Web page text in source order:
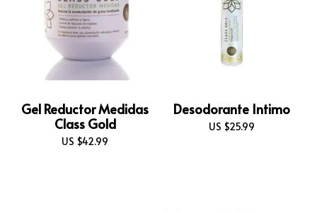
Gel Reductor Medidas
Class Gold
US $42.99
Desodorante Intimo
US $25.99